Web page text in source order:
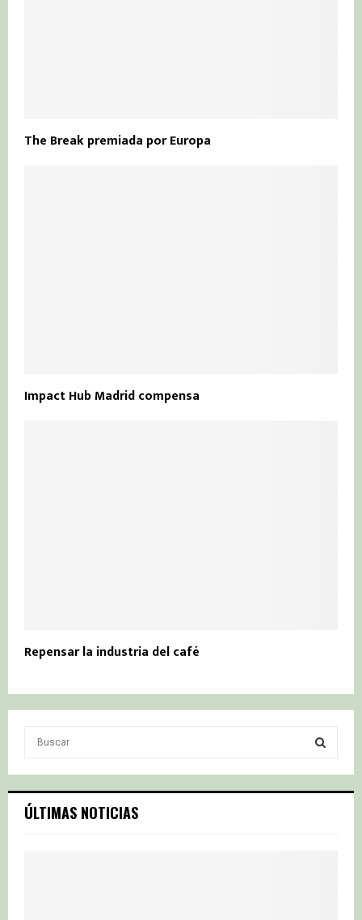
The Break premiada por Europa
Impact Hub Madrid compensa
Repensar la industria del café
c
h
S
ÚLTIMAS NOTICIAS